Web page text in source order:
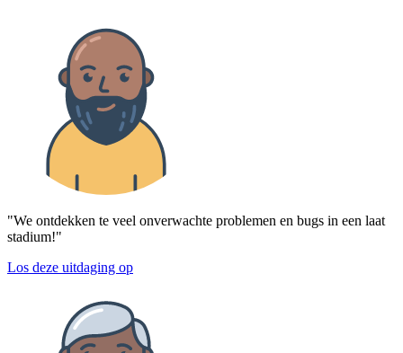
"We ontdekken te veel onverwachte problemen en bugs in een laat
stadium!"
Los deze uitdaging op